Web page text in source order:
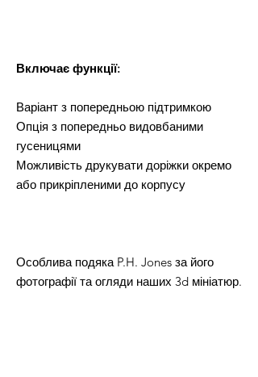
Включає функції:
Варіант з попередньою підтримкою
Опція з попередньо видовбаними
гусеницями
Можливість друкувати доріжки окремо
або прикріпленими до корпусу
Особлива подяка P.H. Jones за його
фотографії та огляди наших 3d мініатюр.